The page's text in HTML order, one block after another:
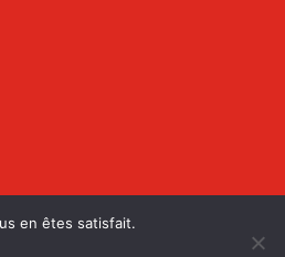
en êtes satisfait.